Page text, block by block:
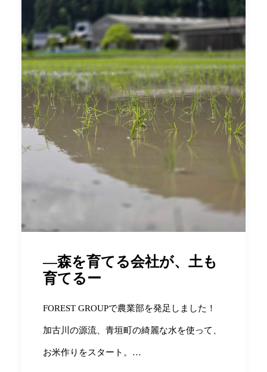
―森を育てる会社が、土も
育てるー
FOREST GROUPで農業部を発足しました！
加古川の源流、青垣町の綺麗な水を使って、
お米作りをスタート。…